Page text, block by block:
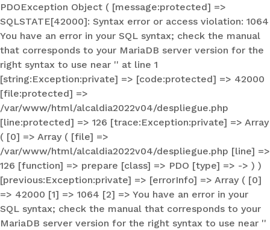
PDOException Object ( [message:protected] =>
SQLSTATE[42000]: Syntax error or access violation: 1064
You have an error in your SQL syntax; check the manual
that corresponds to your MariaDB server version for the
right syntax to use near '' at line 1
[string:Exception:private] => [code:protected] => 42000
[file:protected] =>
/var/www/html/alcaldia2022v04/despliegue.php
[line:protected] => 126 [trace:Exception:private] => Array
( [0] => Array ( [file] =>
/var/www/html/alcaldia2022v04/despliegue.php [line] =>
126 [function] => prepare [class] => PDO [type] => -> ) )
[previous:Exception:private] => [errorInfo] => Array ( [0]
=> 42000 [1] => 1064 [2] => You have an error in your
SQL syntax; check the manual that corresponds to your
MariaDB server version for the right syntax to use near ''